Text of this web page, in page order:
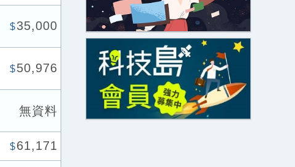
$35,000
$50,976
無資料
$61,171